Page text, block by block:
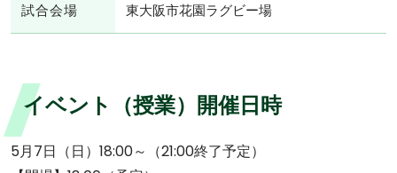
試合会場 東大阪市花園ラグビー場
イベント（授業）開催日時
5月7日（日）18:00～（21:00終了予定）